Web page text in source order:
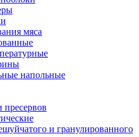
мяса
напольные
и гранулированного